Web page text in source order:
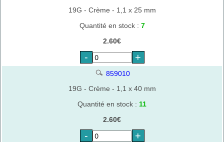
19G - Crème - 1,1 x 25 mm
Quantité en stock : 7
2.60€
- +
859010
19G - Crème - 1,1 x 40 mm
Quantité en stock : 11
2.60€
- +